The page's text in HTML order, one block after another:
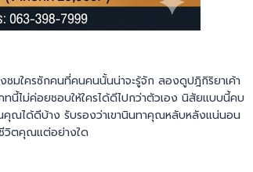
มใครซักคนที่คนคนนั้นน่าจะรู้จัก ลองดูปฎิกิริยาเค้า
ไม่ค่อยชอบให้ใครได้ดีไปกว่าตัวเอง นิสัยแบบนี้คบ
ณได้ดีบ้าง รับรองว่าเขานินทาคุณหลับหลังแน่นอน
ชีวิตคุณแต่อย่างใด